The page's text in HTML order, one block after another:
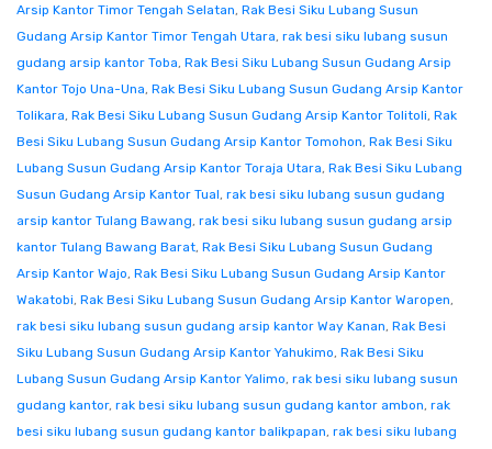
Arsip Kantor Timor Tengah Selatan, Rak Besi Siku Lubang Susun
Gudang Arsip Kantor Timor Tengah Utara, rak besi siku lubang susun
gudang arsip kantor Toba, Rak Besi Siku Lubang Susun Gudang Arsip
Kantor Tojo Una-Una, Rak Besi Siku Lubang Susun Gudang Arsip Kantor
Tolikara, Rak Besi Siku Lubang Susun Gudang Arsip Kantor Tolitoli, Rak
Besi Siku Lubang Susun Gudang Arsip Kantor Tomohon, Rak Besi Siku
Lubang Susun Gudang Arsip Kantor Toraja Utara, Rak Besi Siku Lubang
Susun Gudang Arsip Kantor Tual, rak besi siku lubang susun gudang
arsip kantor Tulang Bawang, rak besi siku lubang susun gudang arsip
kantor Tulang Bawang Barat, Rak Besi Siku Lubang Susun Gudang
Arsip Kantor Wajo, Rak Besi Siku Lubang Susun Gudang Arsip Kantor
Wakatobi, Rak Besi Siku Lubang Susun Gudang Arsip Kantor Waropen,
rak besi siku lubang susun gudang arsip kantor Way Kanan, Rak Besi
Siku Lubang Susun Gudang Arsip Kantor Yahukimo, Rak Besi Siku
Lubang Susun Gudang Arsip Kantor Yalimo, rak besi siku lubang susun
gudang kantor, rak besi siku lubang susun gudang kantor ambon, rak
besi siku lubang susun gudang kantor balikpapan, rak besi siku lubang